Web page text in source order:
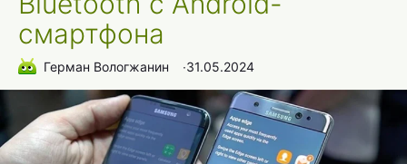
смартфона
Герман Вологжанин ∙31.05.2024